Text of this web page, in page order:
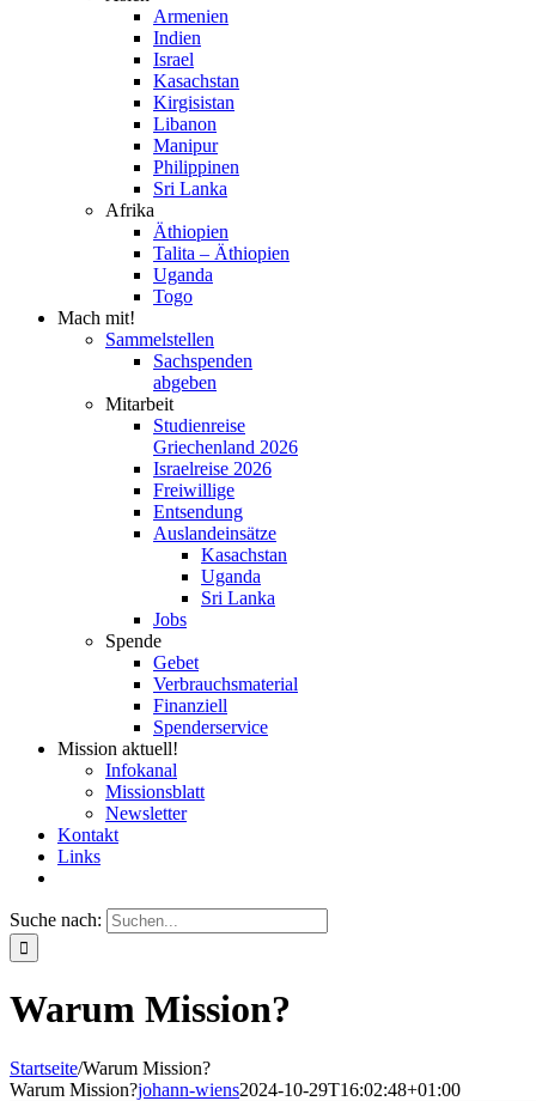
Armenien
Indien
Israel
Kasachstan
Kirgisistan
Libanon
Manipur
Philippinen
Sri Lanka
Afrika
Äthiopien
Talita – Äthiopien
Uganda
Togo
Mach mit!
Sammelstellen
Sachspenden
abgeben
Mitarbeit
Studienreise
Griechenland 2026
Israelreise 2026
Freiwillige
Entsendung
Auslandeinsätze
Kasachstan
Uganda
Sri Lanka
Jobs
Spende
Gebet
Verbrauchsmaterial
Finanziell
Spenderservice
Mission aktuell!
Infokanal
Missionsblatt
Newsletter
Kontakt
Links
Suche nach:
Warum Mission?
Startseite/Warum Mission?
Warum Mission?johann-wiens2024-10-29T16:02:48+01:00